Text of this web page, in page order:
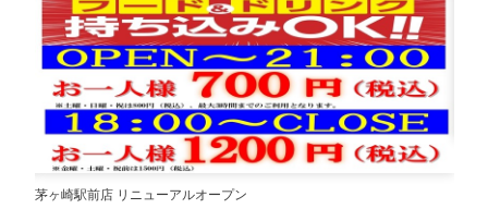
茅ヶ崎駅前店 リニューアルオープン